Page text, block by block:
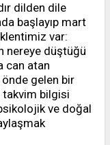
dilden dile
başlayıp mart
var:
nereye düştüğü
can atan
gelen bir
takvim bilgisi
ve doğal